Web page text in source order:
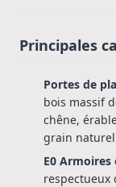
Principales
Portes de
bois massif
chêne,
grain
E0 Armoires
respectueux